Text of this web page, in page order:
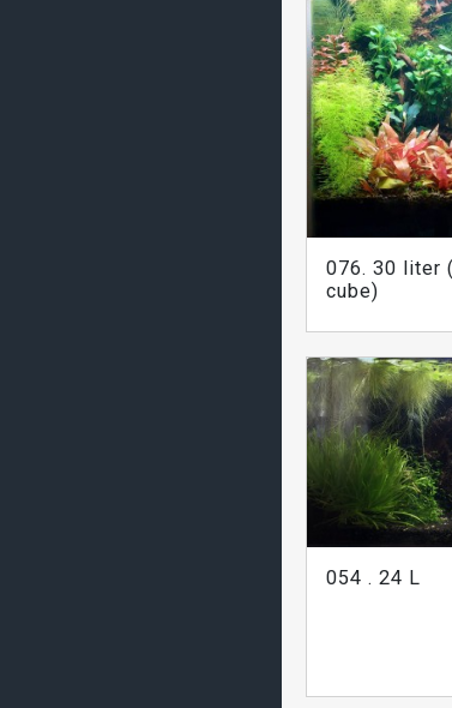
076. 30 liter
cube)
054 . 24 L